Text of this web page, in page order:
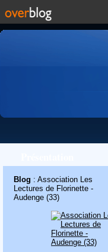
Blog : Association Les
Lectures de Florinette -
Audenge (33)